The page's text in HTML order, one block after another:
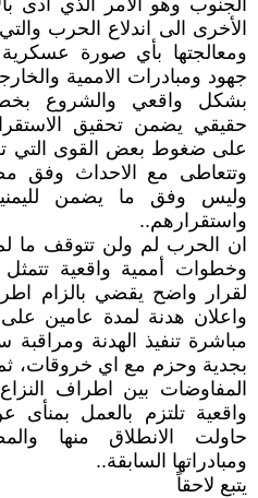
الجنوب وهو الأمر الذي ادى
الأخرى الى اندلاع الحرب
ومعالجتها بأي صورة
جهود ومبادرات الاممية
بشكل واقعي والشروع
حقيقي يضمن تحقيق
على ضغوط بعض القوى التي
وتتعاطى مع الاحداث وفق
وليس وفق ما يضمن
واستقرارهم..
ان الحرب لم ولن تتوقف ما
وخطوات أممية واقعية
لقرار واضح يقضي بالزام
واعلان هدنة لمدة عامين على
مباشرة تنفيذ الهدنة ومراقبة
بجدية وحزم مع اي خروقات،
المفاوضات بين اطراف
واقعية تلتزم بالعمل بمنأى
حاولت الانطلاق منها
ومبادراتها السابقة..
يتبع لاحقاً